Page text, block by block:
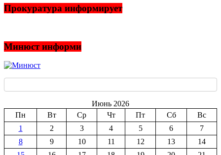
Прокуратура информирует
Минюст информи
Июнь 2026
Пн
Вт Ср Чт Пт Сб
Вс
1
2 3 4 5 6
7
8
9 10 11 12 13
14